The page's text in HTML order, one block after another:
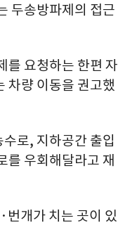
두송방파제의 접근
를 요청하는 한편 자
차량 이동을 권고했
로, 지하공간 출입
를 우회해달라고 재
번개가 치는 곳이 있